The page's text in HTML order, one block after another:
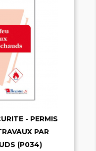
- PERMIS
PAR
(P034)